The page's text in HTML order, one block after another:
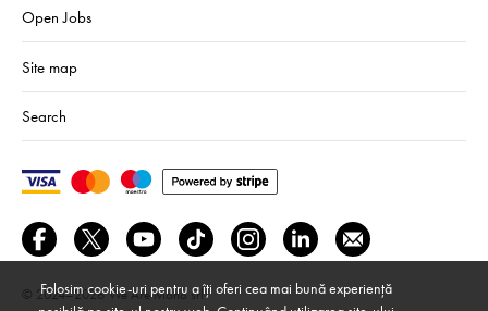
Open Jobs
Site map
Search
© 2024–2026 We Are Mono srl
Folosim cookie-uri pentru a îți oferi cea mai bună experiență